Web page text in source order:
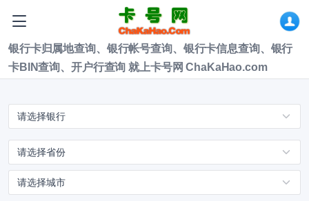
银行卡归属地查询、银行帐号查询、银行卡信息查询、银行
卡BIN查询、开户行查询 就上卡号网 ChaKaHao.com